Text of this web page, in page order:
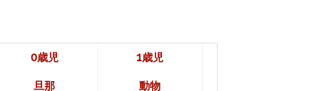
0歳児 1歳児
旦那 動物